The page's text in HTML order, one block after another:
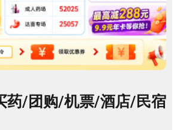
药/团购/机票/酒店/民宿